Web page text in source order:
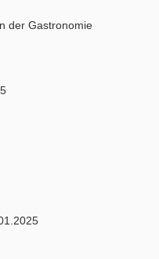
der Gastronomie